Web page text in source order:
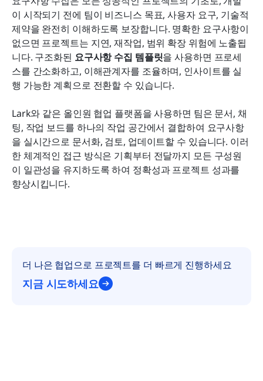
이 시작되기 전에 팀이 비즈니스 목표, 사용자 요구, 기술적
제약을 완전히 이해하도록 보장합니다. 명확한 요구사항이
없으면 프로젝트는 지연, 재작업, 범위 확장 위험에 노출됩
니다. 구조화된 요구사항 수집 템플릿을 사용하면 프로세
스를 간소화하고, 이해관계자를 조율하며, 인사이트를 실
행 가능한 계획으로 전환할 수 있습니다.
Lark와 같은 올인원 협업 플랫폼을 사용하면 팀은 문서, 채
팅, 작업 보드를 하나의 작업 공간에서 결합하여 요구사항
을 실시간으로 문서화, 검토, 업데이트할 수 있습니다. 이러
한 체계적인 접근 방식은 기획부터 전달까지 모든 구성원
이 일관성을 유지하도록 하여 정확성과 프로젝트 성과를
향상시킵니다.
더 나은 협업으로 프로젝트를 더 빠르게 진행하세요
지금 시도하세요
더 잘 관리하세요
요구사항 수집에서 흔히 발생하는 실수와 해결책
결론
자주 묻는 질문